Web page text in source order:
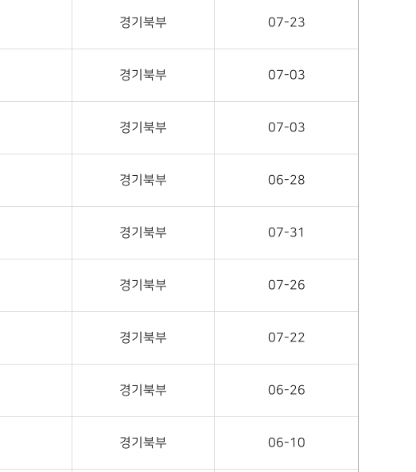
경기북부 07-23
경기북부 07-03
경기북부 07-03
경기북부 06-28
경기북부 07-31
경기북부 07-26
경기북부 07-22
경기북부 06-26
경기북부 06-10